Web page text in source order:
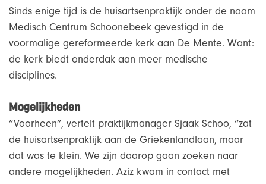
Sinds enige tijd is de huisartsenpraktijk onder de naam
Medisch Centrum Schoonebeek gevestigd in de
voormalige gereformeerde kerk aan De Mente. Want:
de kerk biedt onderdak aan meer medische
disciplines.
Mogelijkheden
“Voorheen”, vertelt praktijkmanager Sjaak Schoo, “zat
de huisartsenpraktijk aan de Griekenlandlaan, maar
dat was te klein. We zijn daarop gaan zoeken naar
andere mogelijkheden. Aziz kwam in contact met